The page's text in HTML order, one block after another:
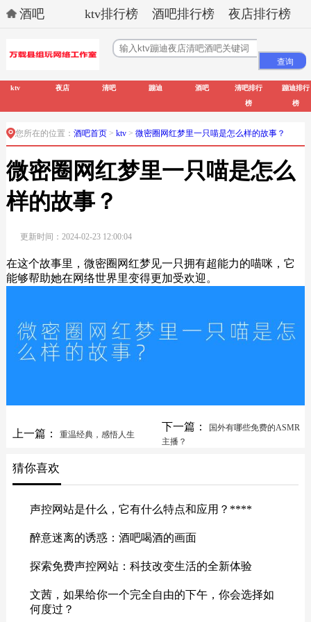
酒吧 ktv排行榜 酒吧排行榜 夜店排行榜
ktv 夜店 清吧 蹦迪 酒吧
清吧排行
榜
蹦迪排行
榜
您所在的位置： 酒吧首页> ktv > 微密圈网红梦里一只喵是怎么样的故事？
微密圈网红梦里一只喵是怎么
样的故事？
更新时间：2024-02-23 12:00:04
在这个故事里，微密圈网红梦见一只拥有超能力的喵咪，它
能够帮助她在网络世界里变得更加受欢迎。
上一篇： 重温经典，感悟人生
下一篇：
国外有哪些免费的ASMR
主播？
猜你喜欢
声控网站是什么，它有什么特点和应用？****
醉意迷离的诱惑：酒吧喝酒的画面
探索免费声控网站：科技改变生活的全新体验
文茜，如果给你一个完全自由的下午，你会选择如
何度过？